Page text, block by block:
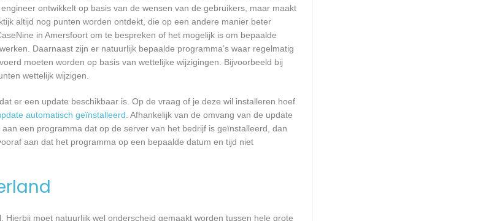
ontwikkelt op basis van de wensen van de gebruikers, maar maakt
altijd nog punten worden ontdekt, die op een andere manier beter
in Amersfoort om te bespreken of het mogelijk is om bepaalde
Daarnaast zijn er natuurlijk bepaalde programma’s waar regelmatig
moeten worden op basis van wettelijke wijzigingen. Bijvoorbeeld bij
wettelijk wijzigen.
er een update beschikbaar is. Op de vraag of je deze wil installeren hoef
automatisch geïnstalleerd . Afhankelijk van de omvang van de update
een programma dat op de server van het bedrijf is geïnstalleerd, dan
aan dat het programma op een bepaalde datum en tijd niet
moet natuurlijk wel onderscheid gemaakt worden tussen hele grote